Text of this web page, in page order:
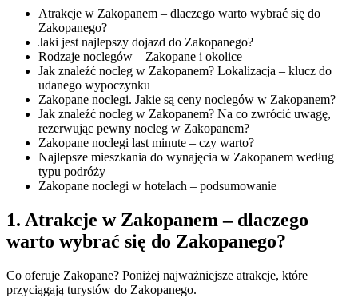
Atrakcje w Zakopanem – dlaczego warto wybrać się do
Zakopanego?
Jaki jest najlepszy dojazd do Zakopanego?
Rodzaje noclegów – Zakopane i okolice
Jak znaleźć nocleg w Zakopanem? Lokalizacja – klucz do
udanego wypoczynku
Zakopane noclegi. Jakie są ceny noclegów w Zakopanem?
Jak znaleźć nocleg w Zakopanem? Na co zwrócić uwagę,
rezerwując pewny nocleg w Zakopanem?
Zakopane noclegi last minute – czy warto?
Najlepsze mieszkania do wynajęcia w Zakopanem według
typu podróży
Zakopane noclegi w hotelach – podsumowanie
1. Atrakcje w Zakopanem – dlaczego
warto wybrać się do Zakopanego?
Co oferuje Zakopane? Poniżej najważniejsze atrakcje, które
przyciągają turystów do Zakopanego.